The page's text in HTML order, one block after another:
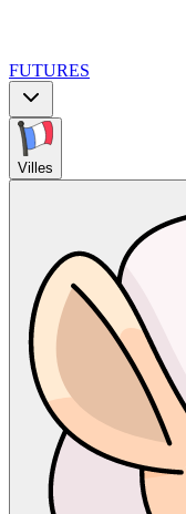
FUTURES
Villes